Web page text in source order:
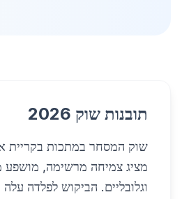
תובנות שוק 2026
מציג צמיחה מרשימה, מושפע